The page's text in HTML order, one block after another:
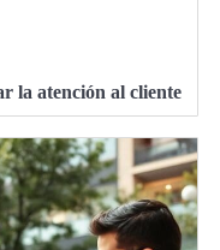
la atención al cliente